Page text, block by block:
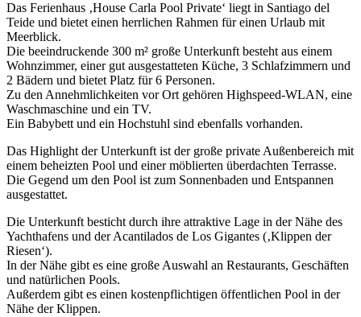
Das Ferienhaus ‚House Carla Pool Private‘ liegt in Santiago del
Teide und bietet einen herrlichen Rahmen für einen Urlaub mit
Meerblick.
Die beeindruckende 300 m² große Unterkunft besteht aus einem
Wohnzimmer, einer gut ausgestatteten Küche, 3 Schlafzimmern und
2 Bädern und bietet Platz für 6 Personen.
Zu den Annehmlichkeiten vor Ort gehören Highspeed-WLAN, eine
Waschmaschine und ein TV.
Ein Babybett und ein Hochstuhl sind ebenfalls vorhanden.
Das Highlight der Unterkunft ist der große private Außenbereich mit
einem beheizten Pool und einer möblierten überdachten Terrasse.
Die Gegend um den Pool ist zum Sonnenbaden und Entspannen
ausgestattet.
Die Unterkunft besticht durch ihre attraktive Lage in der Nähe des
Yachthafens und der Acantilados de Los Gigantes (‚Klippen der
Riesen‘).
In der Nähe gibt es eine große Auswahl an Restaurants, Geschäften
und natürlichen Pools.
Außerdem gibt es einen kostenpflichtigen öffentlichen Pool in der
Nähe der Klippen.